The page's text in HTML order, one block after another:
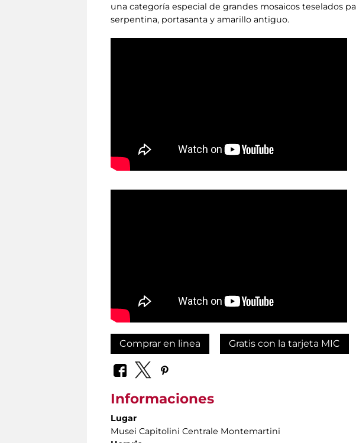
una categoría especial de grandes mosaicos teselados
serpentina, portasanta y amarillo antiguo.
Comprar en linea Gratis con la tarjeta MIC
Informaciones
Lugar
Musei Capitolini Centrale Montemartini